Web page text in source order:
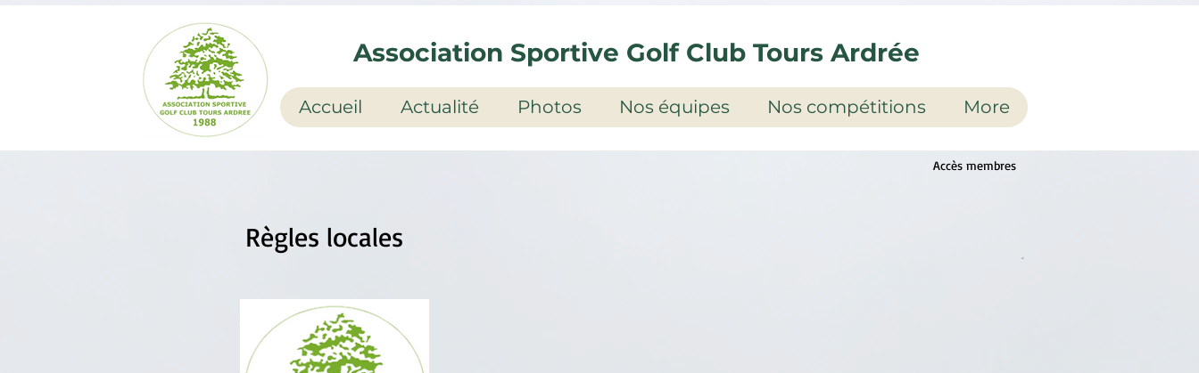
Association Sportive Golf Club Tours Ardrée
Accueil Actualité Photos Nos équipes Nos compétitions More
Accès membres
Règles locales